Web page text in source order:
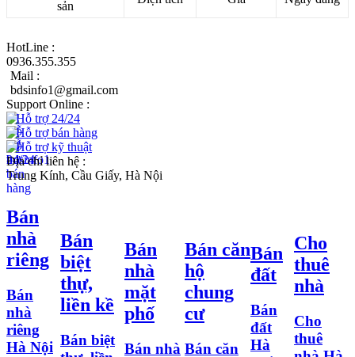
sản
HotLine :
0936.355.355
Mail :
bdsinfo1@gmail.com
Support Online :
Hỗ trợ 24/24
Hỗ trợ bán hàng
Hỗ trợ kỹ thuật
Địa chỉ liên hệ :
Trung Kính, Cầu Giấy, Hà Nội
Bán
nhà
riêng
Bán
nhà
riêng
Hà Nội
Bán
biệt
thự,
liền kề
Bán biệt
Bán
nhà
mặt
phố
Bán nhà
Bán căn
hộ
chung
cư
Bán căn
Bán
đất
Bán
đất
Hà
Cho
thuê
nhà
Cho
thuê